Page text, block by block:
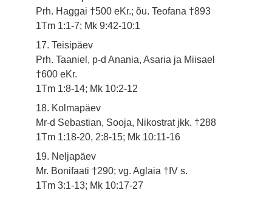
Prh. Haggai †500 eKr.; õu. Teofana †893
1Tm 1:1-7; Mk 9:42-10:1
17. Teisipäev
Prh. Taaniel, p-d Anania, Asaria ja Miisael
†600 eKr.
1Tm 1:8-14; Mk 10:2-12
18. Kolmapäev
Mr-d Sebastian, Sooja, Nikostrat jkk. †288
1Tm 1:18-20, 2:8-15; Mk 10:11-16
19. Neljapäev
Mr. Bonifaati †290; vg. Aglaia †IV s.
1Tm 3:1-13; Mk 10:17-27